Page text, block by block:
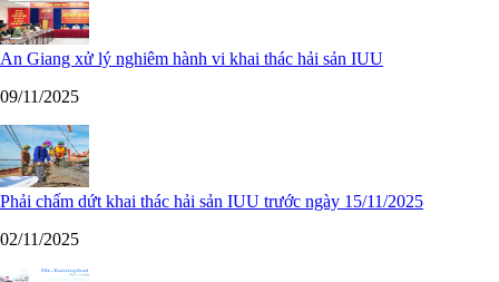
An Giang xử lý nghiêm hành vi khai thác hải sản IUU
09/11/2025
Phải chấm dứt khai thác hải sản IUU trước ngày 15/11/2025
02/11/2025